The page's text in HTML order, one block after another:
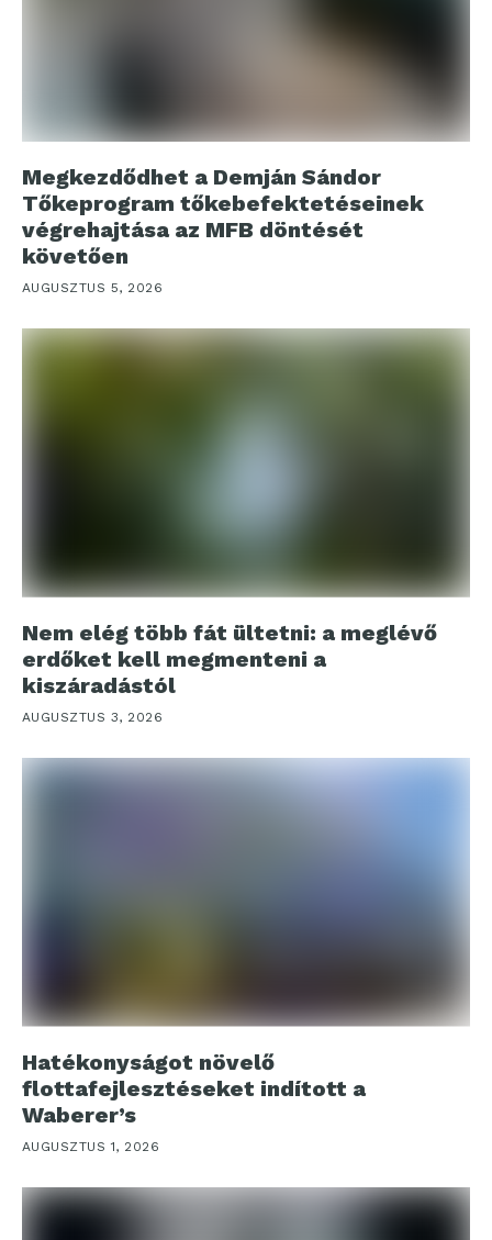
Megkezdődhet a Demján Sándor
Tőkeprogram tőkebefektetéseinek
végrehajtása az MFB döntését
követően
AUGUSZTUS 5, 2026
Nem elég több fát ültetni: a meglévő
erdőket kell megmenteni a
kiszáradástól
AUGUSZTUS 3, 2026
Hatékonyságot növelő
flottafejlesztéseket indított a
Waberer’s
AUGUSZTUS 1, 2026